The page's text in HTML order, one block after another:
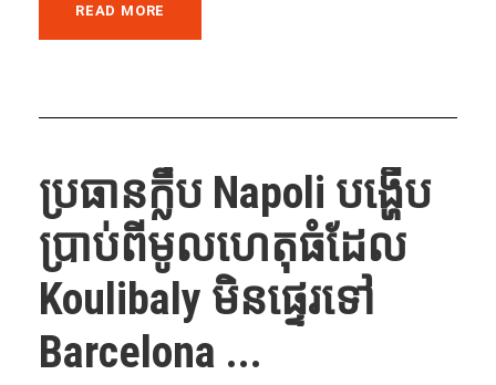
READ MORE
ប្រធានក្លឹប Napoli បង្ហើប
ប្រាប់ពីមូលហេតុធំដែល
Koulibaly មិនផ្ទេរទៅ
Barcelona ...